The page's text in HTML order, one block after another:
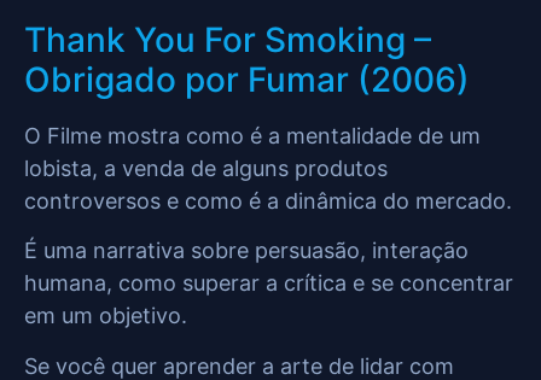
Thank You For Smoking –
Obrigado por Fumar (2006)
O Filme mostra como é a mentalidade de um
lobista, a venda de alguns produtos
controversos e como é a dinâmica do mercado.
É uma narrativa sobre persuasão, interação
humana, como superar a crítica e se concentrar
em um objetivo.
Se você quer aprender a arte de lidar com